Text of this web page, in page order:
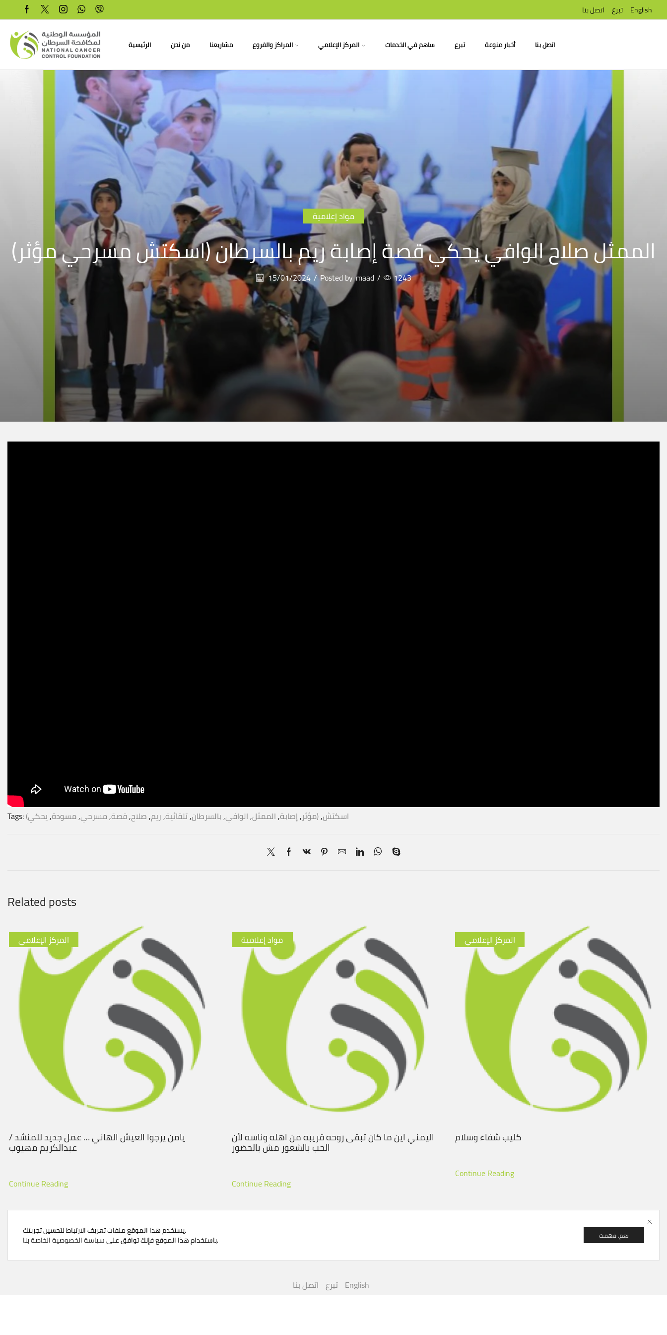
اتصل بنا تبرع English
الرئيسية من نحن مشاريعنا المراكز والفروع المركز الإعلامي ساهم في الخدمات تبرع أخبار منوعة اتصل بنا
مواد إعلامية
الممثل صلاح الوافي يحكي قصة إصابة ريم بالسرطان (اسكتش مسرحي مؤثر)
15/01/2024 / Posted by maad / 1243
Tags: (اسكتش,(مؤثر,إصابة,الممثل,الوافي,بالسرطان,تلقائية,ريم,صلاح,قصة,مسرحي,مسودة,يحكي
Related posts
المركز الإعلامي
يامن يرجوا العيش الهاني … عمل جديد للمنشد /
عبدالكريم مهيوب
Continue Reading
مواد إعلامية
اليمني اين ما كان تبقى روحه قريبه من اهله وناسه لأن
الحب بالشعور مش بالحضور
Continue Reading
المركز الإعلامي
كليب شفاء وسلام
Continue Reading
اتصل بنا تبرع English
يستخدم هذا الموقع ملفات تعريف الارتباط لتحسين تجربتك.
باستخدام هذا الموقع فإنك توافق علىسياسة الخصوصية الخاصة بنا . نعم, فهمت